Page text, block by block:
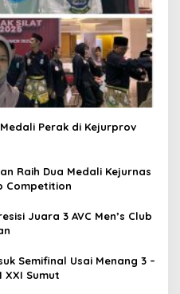
Perak di Kejurprov
Raih Dua Medali Kejurnas
Competition
Juara 3 AVC Men’s Club
Semifinal Usai Menang 3 –
XXI Sumut